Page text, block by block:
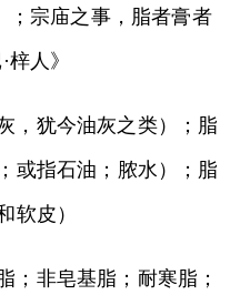
宗庙之事，脂者膏者
人》
，犹今油灰之类）；脂
或指石油；脓水）；脂
软皮）
非皂基脂；耐寒脂；